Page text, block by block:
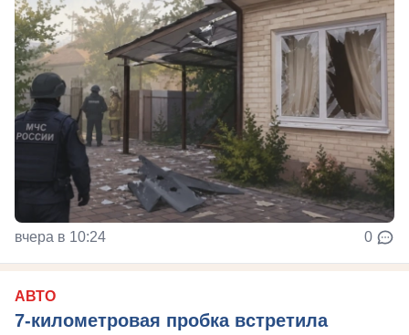
вчера в 10:24 0
АВТО
7-километровая пробка встретила